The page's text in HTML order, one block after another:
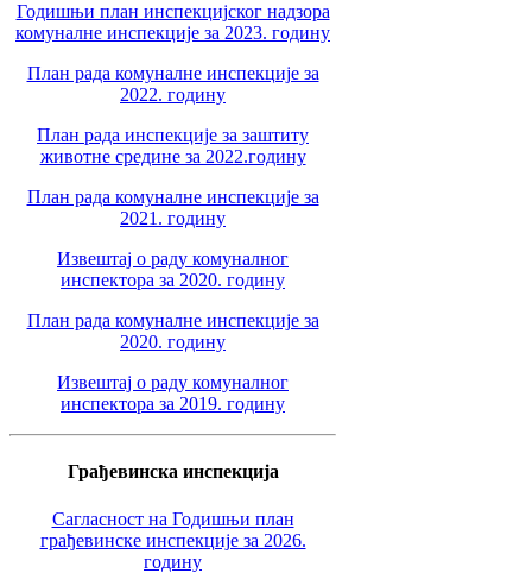
Годишњи план инспекцијског надзора
комуналне инспекције за 2023. годину
План рада комуналне инспекције за
2022. годину
План рада инспекције за заштиту
животне средине за 2022.годину
План рада комуналне инспекције за
2021. годину
Извештај о раду комуналног
инспектора за 2020. годину
План рада комуналне инспекције за
2020. годину
Извештај о раду комуналног
инспектора за 2019. годину
Грађевинска инспекција
Сагласност на Годишњи план
грађевинске инспекције за 2026.
годину